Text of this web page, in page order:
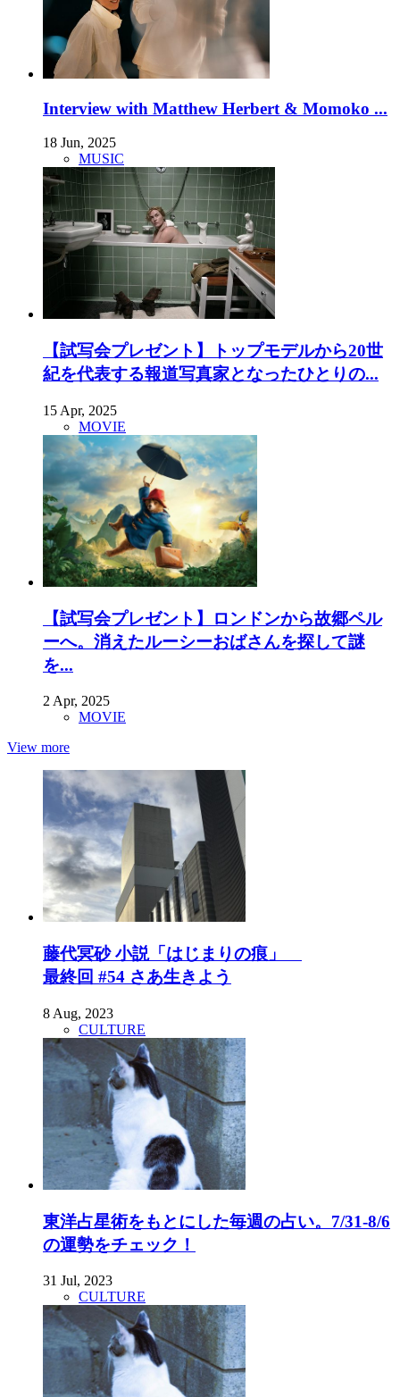
Interview with Matthew Herbert & Momoko ...
18 Jun, 2025
MUSIC
【試写会プレゼント】トップモデルから20世
紀を代表する報道写真家となったひとりの...
15 Apr, 2025
MOVIE
【試写会プレゼント】ロンドンから故郷ペル
ーへ。消えたルーシーおばさんを探して謎
を...
2 Apr, 2025
MOVIE
View more
藤代冥砂 小説「はじまりの痕」
最終回 #54 さあ生きよう
8 Aug, 2023
CULTURE
東洋占星術をもとにした毎週の占い。7/31-8/6
の運勢をチェック！
31 Jul, 2023
CULTURE